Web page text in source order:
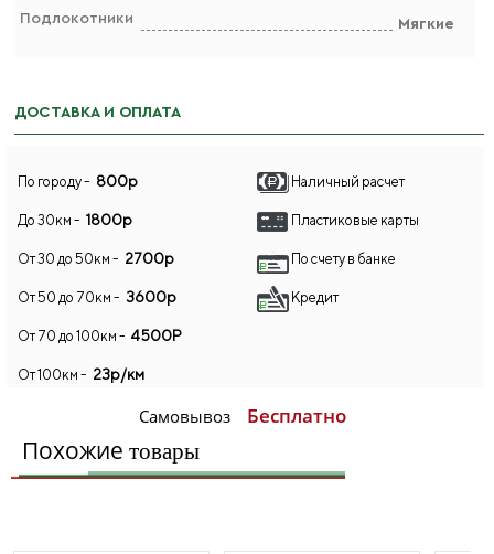
Подлокотники
Мягкие
ДОСТАВКА И ОПЛАТА
По городу - 800р
До 30км - 1800р
От 30 до 50км - 2700р
От 50 до 70км - 3600р
От 70 до 100км - 4500Р
От 100км - 23р/км
Самовывоз Бесплатно
Наличный расчет
Пластиковые карты
По счету в банке
Кредит
Похожие товары